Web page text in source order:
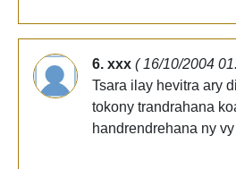
6. xxx ( 16/10/2004
Tsara ilay hevitra ary
tokony trandrahana
handrendrehana ny